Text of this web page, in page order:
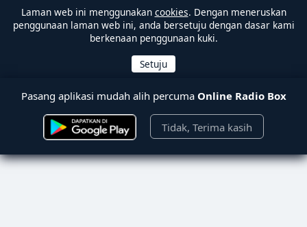
Laman web ini menggunakan cookies. Dengan meneruskan
penggunaan laman web ini, anda bersetuju dengan dasar kami
berkenaan penggunaan kuki.
Pasang aplikasi mudah alih percuma Online Radio Box
Tidak, Terima kasih